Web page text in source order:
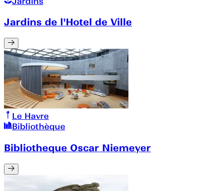
Jardins de l'Hotel de Ville
Le Havre
Bibliothèque
Bibliotheque Oscar Niemeyer